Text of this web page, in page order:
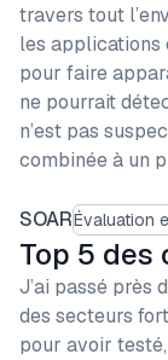
travers tout
les applications
pour faire
ne pourrait
n’est pas
combinée à un
SOARÉvaluation
Top 5 des
J’ai passé près
des secteurs
pour avoir